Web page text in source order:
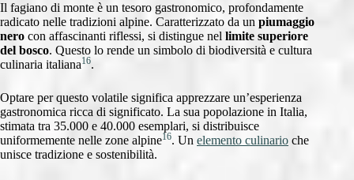
Il fagiano di monte è un tesoro gastronomico, profondamente
radicato nelle tradizioni alpine. Caratterizzato da un piumaggio
nero con affascinanti riflessi, si distingue nel limite superiore
del bosco. Questo lo rende un simbolo di biodiversità e cultura
culinaria italiana16.
Optare per questo volatile significa apprezzare un’esperienza
gastronomica ricca di significato. La sua popolazione in Italia,
stimata tra 35.000 e 40.000 esemplari, si distribuisce
uniformemente nelle zone alpine16. Un elemento culinario che
unisce tradizione e sostenibilità.